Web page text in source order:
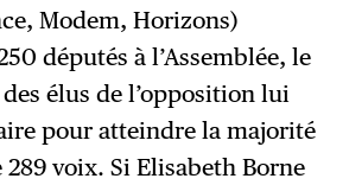
Modem, Horizons)
députés à l’Assemblée, le
élus de l’opposition lui
pour atteindre la majorité
289 voix. Si Elisabeth Borne